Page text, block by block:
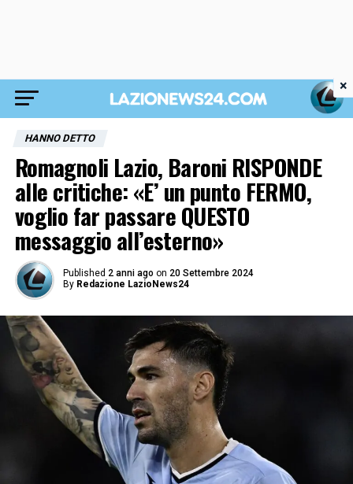
HANNO DETTO
Romagnoli Lazio, Baroni RISPONDE
alle critiche: «E’ un punto FERMO,
voglio far passare QUESTO
messaggio all’esterno»
Published 2 anni ago on 20 Settembre 2024
By Redazione LazioNews24
×